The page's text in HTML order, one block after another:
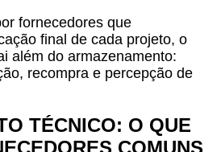
fornecedores que
final de cada projeto, o
além do armazenamento:
recompra e percepção de
TÉCNICO: O QUE